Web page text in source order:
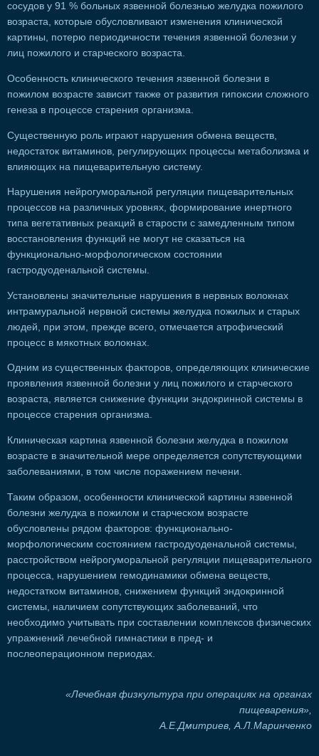
сосудов у 91 % больных язвенной болезнью желудка пожилого
возраста, которые обусловливают изменения клинической
картины, потерю периодичности течения язвенной болезни у
лиц пожилого и старческого возраста.
Особенность клинического течения язвенной болезни в
пожилом возрасте зависит также от развития гипоксии сложного
генеза в процессе старения организма.
Существенную роль играют нарушения обмена веществ,
недостаток витаминов, регулирующих процессы метаболизма и
влияющих на пищеварительную систему.
Нарушения нейрогуморальной регуляции пищеварительных
процессов на различных уровнях, формирование инертного
типа вегетативных реакций в старости с замедленным типом
восстановления функций не могут не сказаться на
функционально-морфологическом состоянии
гастродуоденальной системы.
Установлены значительные нарушения в нервных волокнах
интрамуральной нервной системы желудка пожилых и старых
людей, при этом, прежде всего, отмечается атрофический
процесс в мякотных волокнах.
Одним из существенных факторов, определяющих клинические
проявления язвенной болезни у лиц пожилого и старческого
возраста, является снижение функции эндокринной системы в
процессе старения организма.
Клиническая картина язвенной болезни желудка в пожилом
возрасте в значительной мере определяется сопутствующими
заболеваниями, в том числе поражением печени.
Таким образом, особенности клинической картины язвенной
болезни желудка в пожилом и старческом возрасте
обусловлены рядом факторов: функционально-
морфологическим состоянием гастродуоденальной системы,
расстройством нейрогуморальной регуляции пищеварительного
процесса, нарушением гемодинамики обмена веществ,
недостатком витаминов, снижением функций эндокринной
системы, наличием сопутствующих заболеваний, что
необходимо учитывать при составлении комплексов физических
упражнений лечебной гимнастики в пред- и
послеоперационном периодах.
«Лечебная физкультура при операциях на органах
пищеварения»,
А.Е.Дмитриев, А.Л.Маринченко